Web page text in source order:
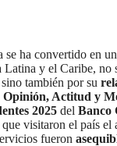
ha convertido en un
Latina y el Caribe, no
sino también por su
Opinión, Actitud y
2025 del Banco
que visitaron el país el
fueron